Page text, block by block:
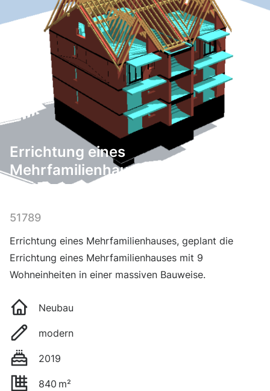
Errichtung eines
Mehrfamilienhauses
51789
Errichtung eines Mehrfamilienhauses, geplant die
Errichtung eines Mehrfamilienhauses mit 9
Wohneinheiten in einer massiven Bauweise.
Neubau
modern
2019
840 m²